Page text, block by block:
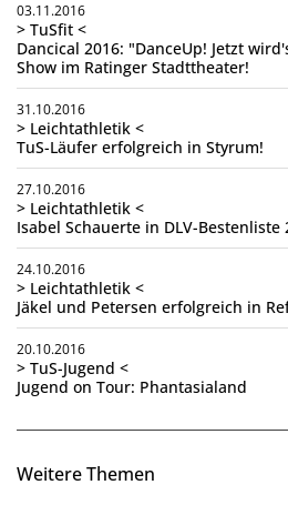
03.11.2016
> TuSfit <
Dancical 2016: "DanceUp! Jetzt
Show im Ratinger Stadttheater!
31.10.2016
> Leichtathletik <
TuS-Läufer erfolgreich in Styrum!
27.10.2016
> Leichtathletik <
Isabel Schauerte in DLV-Bestenliste
24.10.2016
> Leichtathletik <
Jäkel und Petersen erfolgreich in
20.10.2016
> TuS-Jugend <
Jugend on Tour: Phantasialand
Weitere Themen